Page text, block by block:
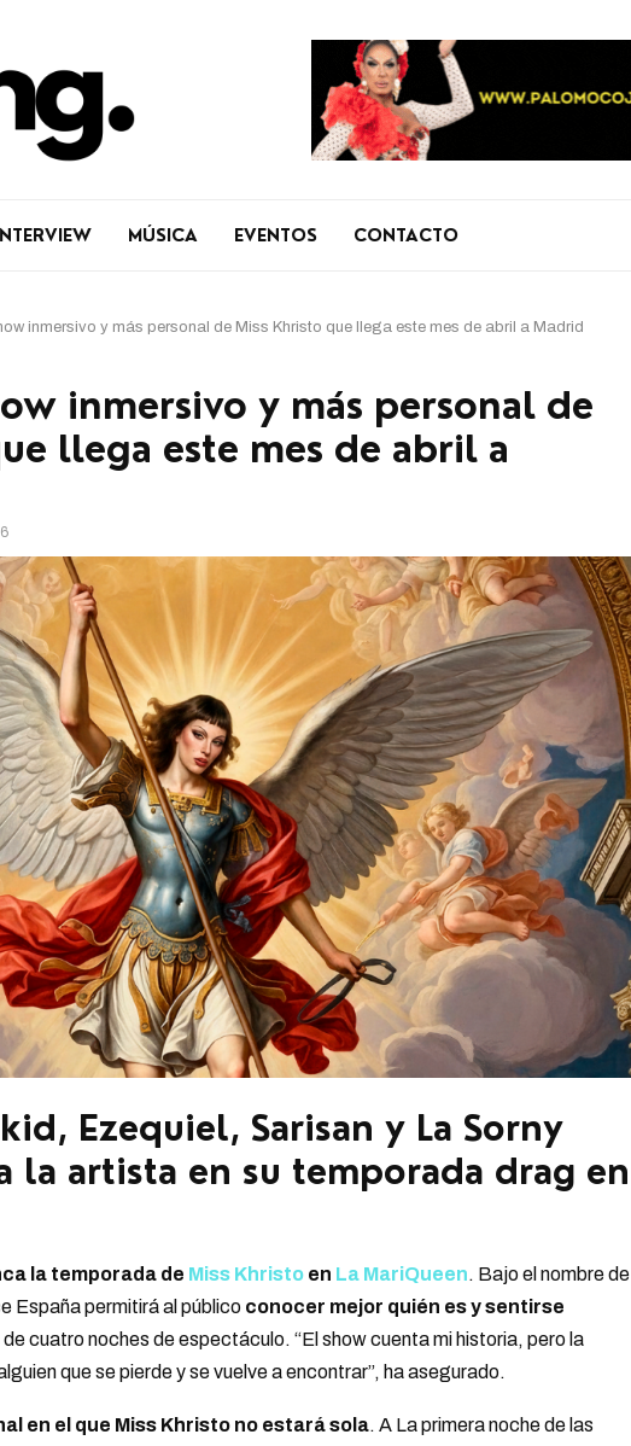
INTERVIEW MÚSICA EVENTOS CONTACTO
inmersivo y más personal de Miss Khristo que llega este mes de abril a Madrid
inmersivo y más personal de
llega este mes de abril a
Ezequiel, Sarisan y La Sorny
la artista en su temporada drag en
la temporada de Miss Khristo en La MariQueen. Bajo el nombre de
España permitirá al público conocer mejor quién es y sentirse
cuatro noches de espectáculo. “El show cuenta mi historia, pero la
que se pierde y se vuelve a encontrar”, ha asegurado.
en el que Miss Khristo no estará sola. A La primera noche de las